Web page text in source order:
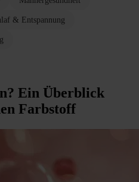
& Entspannung
Ein Überblick
Farbstoff